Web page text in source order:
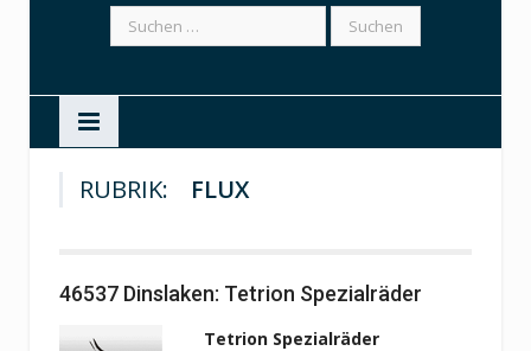
Suchen
nach:
RUBRIK: FLUX
46537 Dinslaken: Tetrion Spezialräder
Tetrion Spezialräder